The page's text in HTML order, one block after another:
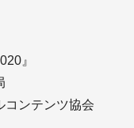
』
コンテンツ協会